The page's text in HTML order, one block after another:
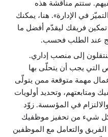
ستتم مناقشة هذه
في الإدارة». هنا، يمكنك
تمكين فريقك ليقدّم أفضل ما
عند الطلب فحسب.
إلى منصب إداري.
التي يجب أن يتحلّى بها
مهمة متوقعة ممن يتولّى
ومتابعتهم، وتحديد أولويات
والالتزام في المؤسسة. زوّد
كل شيء من تحفيز موظفيك
الفريق والتعامل مع الموظفين